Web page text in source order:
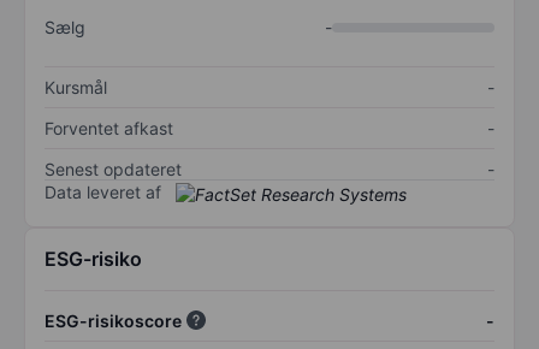
Sælg
-
Kursmål
-
Forventet afkast
-
Senest opdateret
-
Data leveret af
ESG-risiko
ESG-risikoscore
-